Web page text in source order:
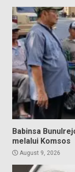
Babinsa
melalui Komsos
August 9, 2026